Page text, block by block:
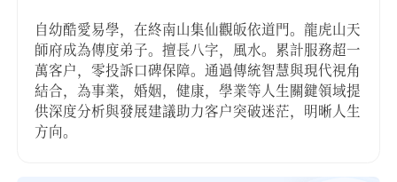
自幼酷愛易學，在終南山集仙觀皈依道門。龍虎山天
師府成為傳度弟子。擅長八字，風水。累計服務超一
萬客户，零投訴口碑保障。通過傳統智慧與現代視角
結合，為事業，婚姻，健康，學業等人生關鍵領域提
供深度分析與發展建議助力客户突破迷茫，明晰人生
方向。